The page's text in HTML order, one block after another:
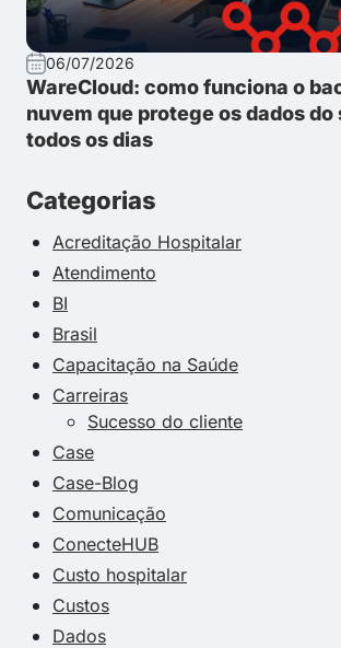
06/07/2026
WareCloud: como funciona o
nuvem que protege os dados do
todos os dias
Categorias
Acreditação Hospitalar
Atendimento
BI
Brasil
Capacitação na Saúde
Carreiras
Sucesso do cliente
Case
Case-Blog
Comunicação
ConecteHUB
Custo hospitalar
Custos
Dados